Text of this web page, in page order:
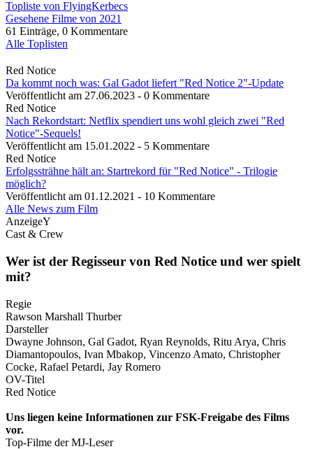
Topliste von FlyingKerbecs
Gesehene Filme von 2021
61 Einträge, 0 Kommentare
Alle Toplisten
Red Notice
Da kommt noch was: Gal Gadot liefert "Red Notice 2"-Update
Veröffentlicht am 27.06.2023 - 0 Kommentare
Red Notice
Nach Rekordstart: Netflix spendiert uns wohl gleich zwei "Red
Notice"-Sequels!
Veröffentlicht am 15.01.2022 - 5 Kommentare
Red Notice
Erfolgssträhne hält an: Startrekord für "Red Notice" - Trilogie
möglich?
Veröffentlicht am 01.12.2021 - 10 Kommentare
Alle News zum Film
AnzeigeY
Cast & Crew
Wer ist der Regisseur von Red Notice und wer spielt
mit?
Regie
Rawson Marshall Thurber
Darsteller
Dwayne Johnson, Gal Gadot, Ryan Reynolds, Ritu Arya, Chris
Diamantopoulos, Ivan Mbakop, Vincenzo Amato, Christopher
Cocke, Rafael Petardi, Jay Romero
OV-Titel
Red Notice
Uns liegen keine Informationen zur FSK-Freigabe des Films
vor.
Top-Filme der MJ-Leser